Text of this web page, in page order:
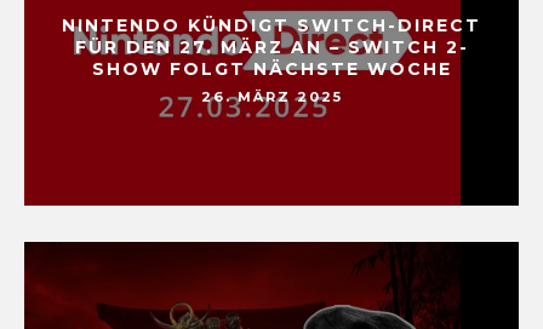
NINTENDO KÜNDIGT SWITCH-DIRECT
FÜR DEN 27. MÄRZ AN – SWITCH 2-
SHOW FOLGT NÄCHSTE WOCHE
26. MÄRZ 2025